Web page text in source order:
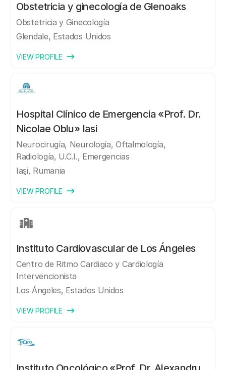
Obstetricia y ginecología de Glenoaks
Obstetricia y Ginecología
Glendale, Estados Unidos
VIEW PROFILE
Hospital Clínico de Emergencia «Prof. Dr.
Nicolae Oblu» Iasi
Neurocirugía, Neurología, Oftalmología,
Radiología, U.C.I., Emergencias
Iaşi, Rumania
VIEW PROFILE
Instituto Cardiovascular de Los Ángeles
Centro de Ritmo Cardiaco y Cardiología
Intervencionista
Los Ángeles, Estados Unidos
VIEW PROFILE